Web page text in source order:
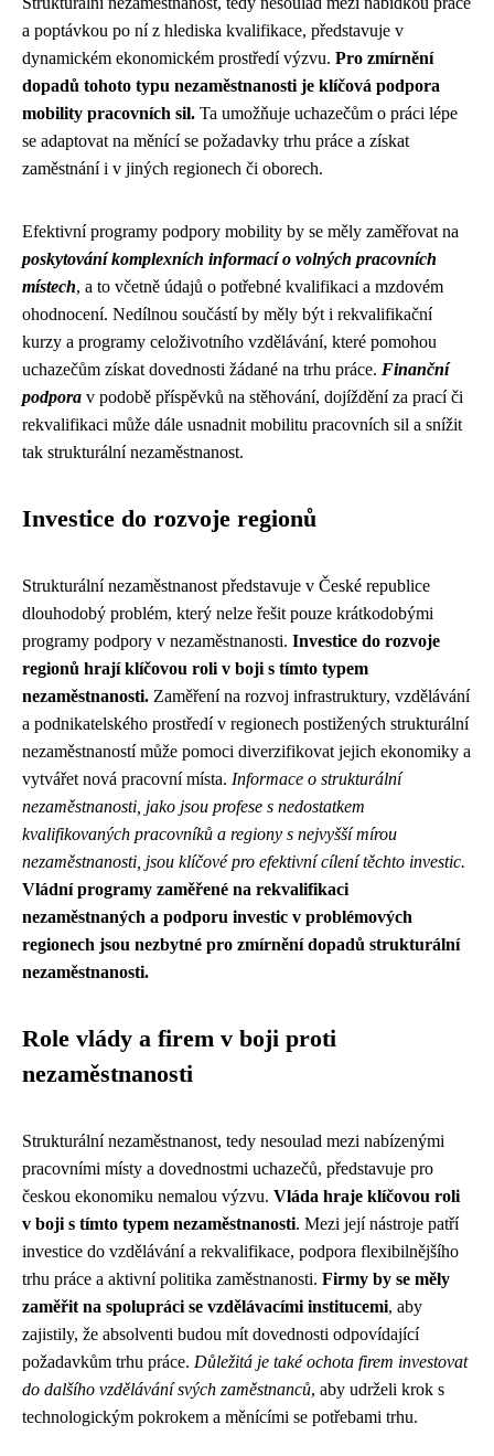
a poptávkou po ní z hlediska kvalifikace, představuje v
dynamickém ekonomickém prostředí výzvu. Pro zmírnění
dopadů tohoto typu nezaměstnanosti je klíčová podpora
mobility pracovních sil. Ta umožňuje uchazečům o práci lépe
se adaptovat na měnící se požadavky trhu práce a získat
zaměstnání i v jiných regionech či oborech.
Efektivní programy podpory mobility by se měly zaměřovat na
poskytování komplexních informací o volných pracovních
místech, a to včetně údajů o potřebné kvalifikaci a mzdovém
ohodnocení. Nedílnou součástí by měly být i rekvalifikační
kurzy a programy celoživotního vzdělávání, které pomohou
uchazečům získat dovednosti žádané na trhu práce. Finanční
podpora v podobě příspěvků na stěhování, dojíždění za prací či
rekvalifikaci může dále usnadnit mobilitu pracovních sil a snížit
tak strukturální nezaměstnanost.
Investice do rozvoje regionů
Strukturální nezaměstnanost představuje v České republice
dlouhodobý problém, který nelze řešit pouze krátkodobými
programy podpory v nezaměstnanosti. Investice do rozvoje
regionů hrají klíčovou roli v boji s tímto typem
nezaměstnanosti. Zaměření na rozvoj infrastruktury, vzdělávání
a podnikatelského prostředí v regionech postižených strukturální
nezaměstnaností může pomoci diverzifikovat jejich ekonomiky a
vytvářet nová pracovní místa. Informace o strukturální
nezaměstnanosti, jako jsou profese s nedostatkem
kvalifikovaných pracovníků a regiony s nejvyšší mírou
nezaměstnanosti, jsou klíčové pro efektivní cílení těchto investic.
Vládní programy zaměřené na rekvalifikaci
nezaměstnaných a podporu investic v problémových
regionech jsou nezbytné pro zmírnění dopadů strukturální
nezaměstnanosti.
Role vlády a firem v boji proti
nezaměstnanosti
Strukturální nezaměstnanost, tedy nesoulad mezi nabízenými
pracovními místy a dovednostmi uchazečů, představuje pro
českou ekonomiku nemalou výzvu. Vláda hraje klíčovou roli
v boji s tímto typem nezaměstnanosti. Mezi její nástroje patří
investice do vzdělávání a rekvalifikace, podpora flexibilnějšího
trhu práce a aktivní politika zaměstnanosti. Firmy by se měly
zaměřit na spolupráci se vzdělávacími institucemi, aby
zajistily, že absolventi budou mít dovednosti odpovídající
požadavkům trhu práce. Důležitá je také ochota firem investovat
do dalšího vzdělávání svých zaměstnanců, aby udrželi krok s
technologickým pokrokem a měnícími se potřebami trhu.